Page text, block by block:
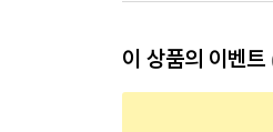
이 상품의 이벤트